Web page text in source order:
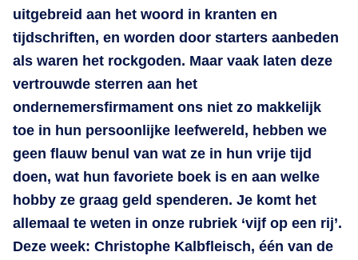
uitgebreid aan het woord in kranten en
tijdschriften, en worden door starters aanbeden
als waren het rockgoden. Maar vaak laten deze
vertrouwde sterren aan het
ondernemersfirmament ons niet zo makkelijk
toe in hun persoonlijke leefwereld, hebben we
geen flauw benul van wat ze in hun vrije tijd
doen, wat hun favoriete boek is en aan welke
hobby ze graag geld spenderen. Je komt het
allemaal te weten in onze rubriek ‘vijf op een rij’.
Deze week: Christophe Kalbfleisch, één van de